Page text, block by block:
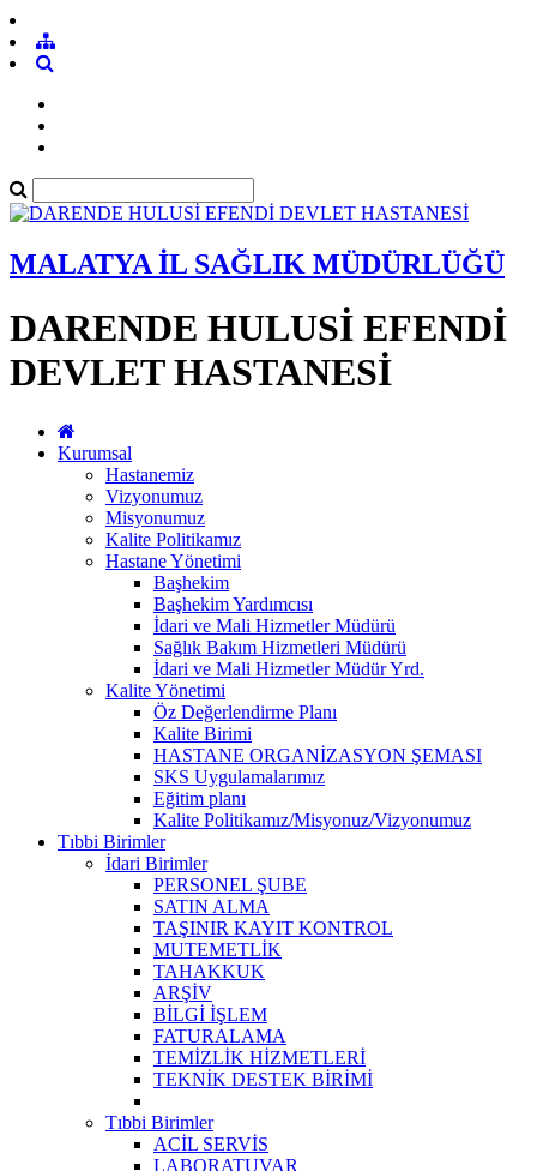
MALATYA İL SAĞLIK MÜDÜRLÜĞÜ
DARENDE HULUSİ EFENDİ
DEVLET HASTANESİ
Kurumsal
Hastanemiz
Vizyonumuz
Misyonumuz
Kalite Politikamız
Hastane Yönetimi
Başhekim
Başhekim Yardımcısı
İdari ve Mali Hizmetler Müdürü
Sağlık Bakım Hizmetleri Müdürü
İdari ve Mali Hizmetler Müdür Yrd.
Kalite Yönetimi
Öz Değerlendirme Planı
Kalite Birimi
HASTANE ORGANİZASYON ŞEMASI
SKS Uygulamalarımız
Eğitim planı
Kalite Politikamız/Misyonuz/Vizyonumuz
Tıbbi Birimler
İdari Birimler
PERSONEL ŞUBE
SATIN ALMA
TAŞINIR KAYIT KONTROL
MUTEMETLİK
TAHAKKUK
ARŞİV
BİLGİ İŞLEM
FATURALAMA
TEMİZLİK HİZMETLERİ
TEKNİK DESTEK BİRİMİ
Tıbbi Birimler
ACİL SERVİS
LABORATUVAR